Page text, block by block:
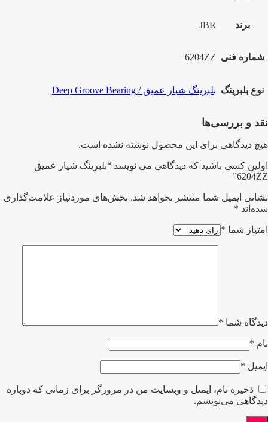
برند JBR
شماره فنی 6204ZZ
نوع بلبرینگ بلبرینگ شیار عمیق / Deep Groove Bearing
نقد و بررسی‌ها
هیچ دیدگاهی برای این محصول نوشته نشده است.
اولین کسی باشید که دیدگاهی می نویسد “بلبرینگ شیار عمیق
6204ZZ”
نشانی ایمیل شما منتشر نخواهد شد. بخش‌های موردنیاز علامت‌گذاری
شده‌اند *
امتیاز شما *
دیدگاه شما *
نام *
ایمیل *
ذخیره نام، ایمیل و وبسایت من در مرورگر برای زمانی که دوباره
دیدگاهی می‌نویسم.